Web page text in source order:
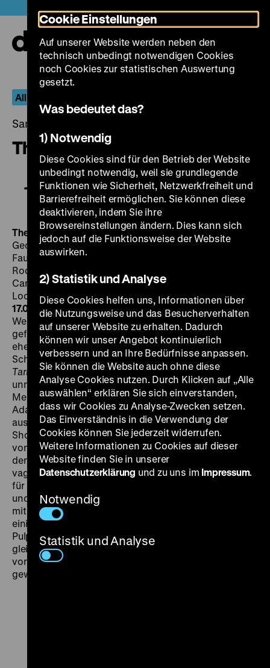
zum
Seiteninhalt
springen
All I Desire – Die Filme von Douglas Sirk
Samstag, 10. September 2016, 21.00 - 00.00 Uhr
The Tarnished Angels
The Tarnished Angels
The Tarnished AngelsUSA 1957, R: Douglas Sirk, B:
George Zuckerman nach einem Roman von William
Faulkner, K: Irving Glassberg, M: Frank Skinner, D:
Rock Hudson, Robert Stack, Dorothy Malone, Jack
Carlson, Robert Middleton, Alan Reed, Alexander
Lockwood, 91‘· 35 mm, OF SA 10.09. um 21 Uhr + SA
17.09. um 21 Uhr
Einführung am 17.09.: Laura Mulvey
Wenn er nach seinen Lieblingsfilmen im eigenen Werk
gefragt wurde, nannte Sirk oftmals eine vermeintlich
eher kleinere Produktion: das in elegantem
Schwarzweiß fotografierte FliegerdramaThe
Tarnished Angels , eine im Vergleich mit den
unmittelbar vorher entstandenen überlebensgroßen
Melodramen zurückgenommen inszenierte Faulkner-
Adaption. Der Film vereinigt ein weiteres Mal die Stars
aus
Written on the Wind. Robert Stack spielt den
Show-Piloten Roger Shumann, Dorothy Malone seine
von ihm vernachlässigte Frau LaVerne, Rock Hudson
den Journalisten Burke Devlin, der sich für die
vagabundierende Kunstfliegerszene, bald aber auch
für LaVerne interessiert. „Ein spekulatives Melodram
und gleichzeitig eine hochpersönliche Beschäftigung
mit Verdrängung. [
einiges zu tun mit den sex- und spannungsgeladenen
Pulp-Spektakeln des 1950er-Jahre-Studiokinos – und
gleichzeitig gelingt Sirk ein außerordentliches Portrait
von Einsamkeit, Isolation, Sucht und Begehren. In
gewisser Weise der perfekte Film.” (Scott Nye). (lf)
Cookie Einstellungen
Auf unserer Website werden neben den
technisch unbedingt notwendigen Cookies
noch Cookies zur statistischen Auswertung
gesetzt.
Was bedeutet das?
1) Notwendig
Diese Cookies sind für den Betrieb der Website
unbedingt notwendig, weil sie grundlegende
Funktionen wie Sicherheit, Netzwerkfreiheit und
Barrierefreiheit ermöglichen. Sie können diese
deaktivieren, indem Sie ihre
Browsereinstellungen ändern. Dies kann sich
jedoch auf die Funktionsweise der Website
auswirken.
2) Statistik und Analyse
Diese Cookies helfen uns, Informationen über
die Nutzungsweise und das Besucherverhalten
auf unserer Website zu erhalten. Dadurch
können wir unser Angebot kontinuierlich
verbessern und an Ihre Bedürfnisse anpassen.
Sie können die Website auch ohne diese
Analyse Cookies nutzen. Durch Klicken auf „Alle
auswählen“ erklären Sie sich einverstanden,
dass wir Cookies zu Analyse-Zwecken setzen.
Das Einverständnis in die Verwendung der
Cookies können Sie jederzeit widerrufen.
Weitere Informationen zu Cookies auf dieser
Website finden Sie in unserer
Datenschutzerklärung und zu uns im Impressum.
Notwendig
Statistik und Analyse